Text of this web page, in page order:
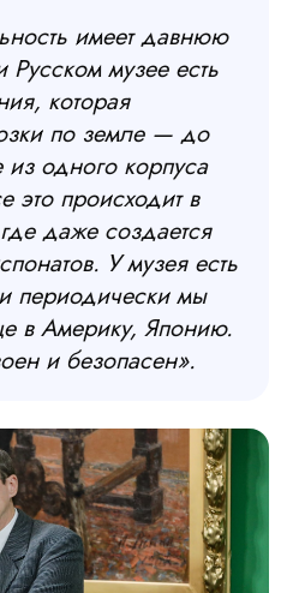
имеет давнюю
музее есть
которая
по земле — до
одного корпуса
это происходит в
даже создается
У музея есть
периодически мы
в Америку, Японию.
и безопасен».